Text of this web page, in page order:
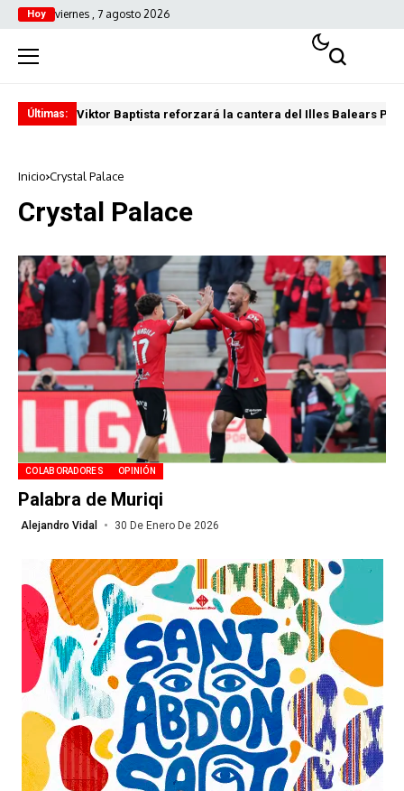
Hoy viernes , 7 agosto 2026
Últimas: Viktor Baptista reforzará la cantera del Illes Balears
Inicio Crystal Palace
Crystal Palace
COLABORADORES OPINIÓN
Palabra de Muriqi
Alejandro Vidal 30 De Enero De 2026